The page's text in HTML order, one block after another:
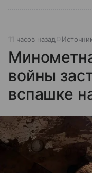
11 часов назад
войны
вспашке